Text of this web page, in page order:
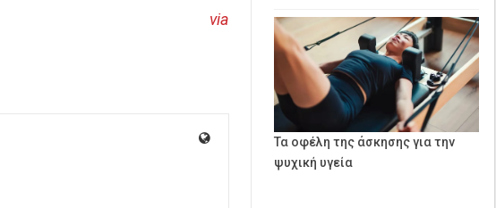
via
Τα οφέλη της άσκησης για την
ψυχική υγεία